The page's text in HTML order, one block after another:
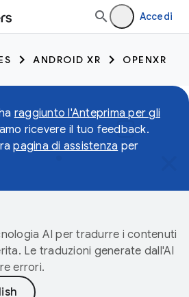
Accedi
ANDROID XR OPENXR
raggiunto l'Anteprima per gli
ricevere il tuo feedback.
pagina di assistenza per
AI per tradurre i contenuti
Le traduzioni generate dall'AI
errori.